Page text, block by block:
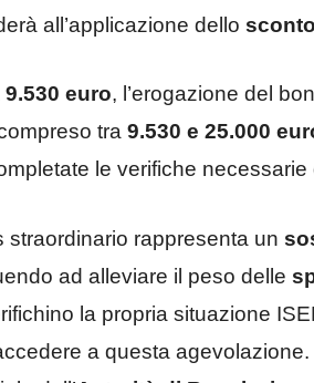
all’applicazione dello
9.530 euro, l’erogazione del
tra 9.530 e 25.000
le verifiche necessarie
straordinario rappresenta un
ad alleviare il peso delle
la propria situazione
a questa